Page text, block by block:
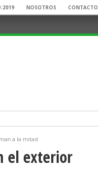
NOSOTROS CONTACTO
a la mitad
el exterior